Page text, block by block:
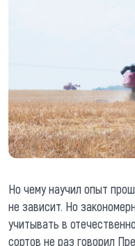
Но чему научил опыт
не зависит. Но
учитывать в
сортов не раз говорил